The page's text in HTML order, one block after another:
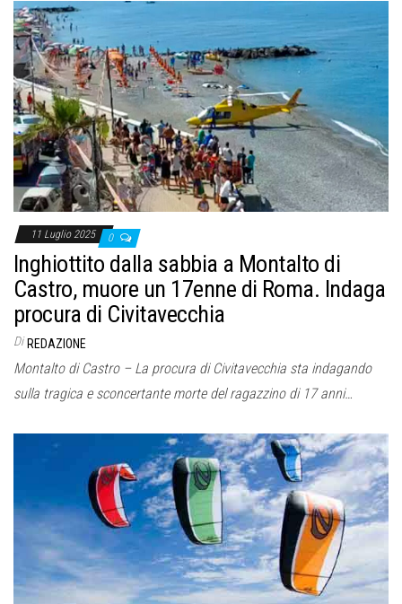
11 Luglio 2025 0
Inghiottito dalla sabbia a Montalto di
Castro, muore un 17enne di Roma. Indaga
procura di Civitavecchia
Di REDAZIONE
Montalto di Castro – La procura di Civitavecchia sta indagando
sulla tragica e sconcertante morte del ragazzino di 17 anni…